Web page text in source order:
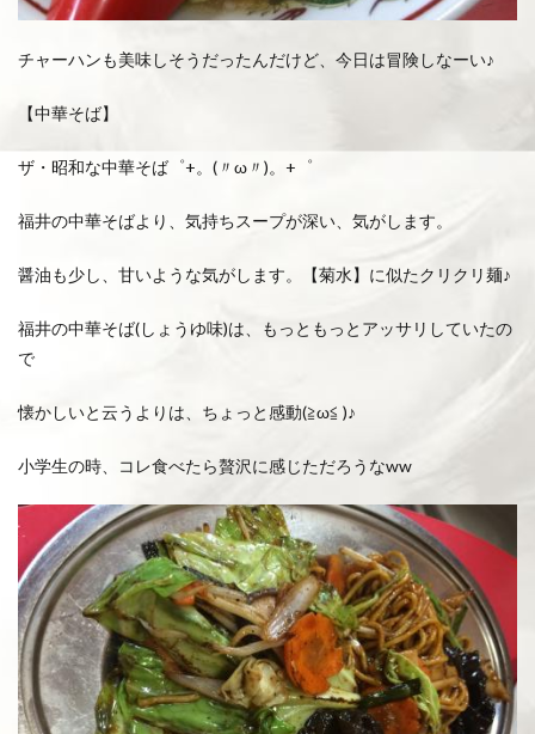
チャーハンも美味しそうだったんだけど、今日は冒険しなーい♪
【中華そば】
ザ・昭和な中華そば゜+。(〃ω〃)。+゜
福井の中華そばより、気持ちスープが深い、気がします。
醤油も少し、甘いような気がします。【菊水】に似たクリクリ麺♪
福井の中華そば(しょうゆ味)は、もっともっとアッサリしていたの
で
懐かしいと云うよりは、ちょっと感動(≧ω≦ )♪
小学生の時、コレ食べたら贅沢に感じただろうなww